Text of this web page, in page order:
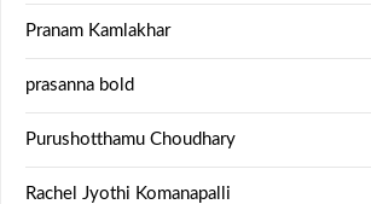
Pranam Kamlakhar
prasanna bold
Purushotthamu Choudhary
Rachel Jyothi Komanapalli